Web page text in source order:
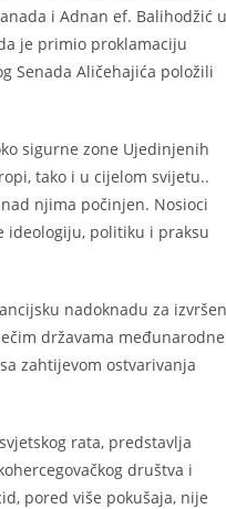
i Adnan ef. Balihodžić u
je primio proklamaciju
Senada Aličehajića položili
sigurne zone Ujedinjenih
tako i u cijelom svijetu..
njima počinjen. Nosioci
ideologiju, politiku i praksu
nadoknadu za
državama međunarodne
zahtijevom ostvarivanja
rata, predstavlja
društva i
pored više pokušaja, nije